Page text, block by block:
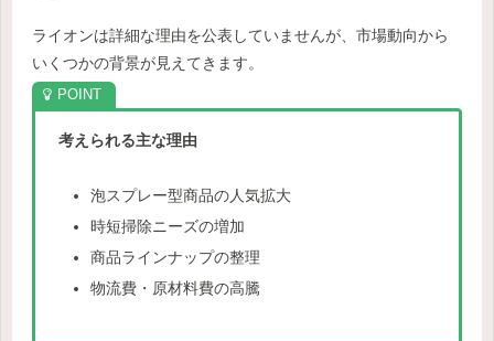
ライオンは詳細な理由を公表していませんが、市場動向から
いくつかの背景が見えてきます。
考えられる主な理由
泡スプレー型商品の人気拡大
時短掃除ニーズの増加
商品ラインナップの整理
物流費・原材料費の高騰